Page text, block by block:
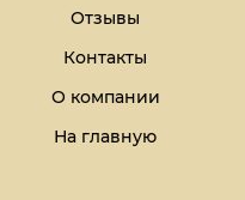
Отзывы
Контакты
О компании
На главную